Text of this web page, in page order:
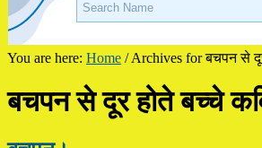
You are here: Home /Archives for बचपन से
बचपन से दूर होते बच्चे